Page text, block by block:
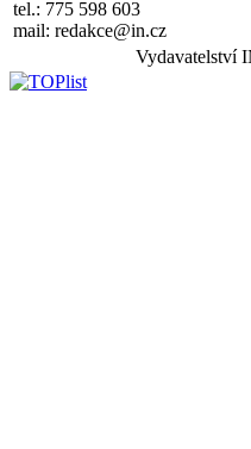
tel.: 775 598 603
mail: redakce@in.cz
Vydavatelství